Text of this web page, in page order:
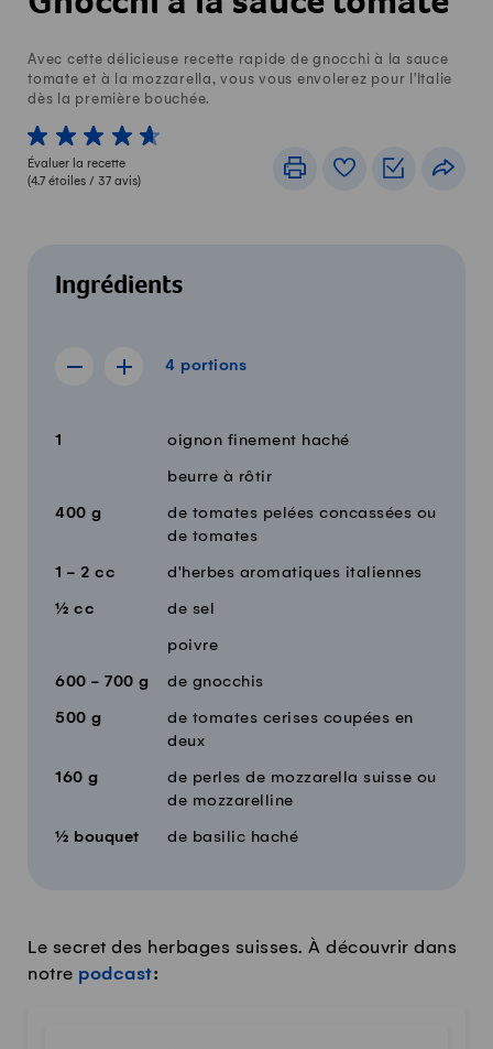
Avec cette délicieuse recette rapide de gnocchi à la sauce
tomate et à la mozzarella, vous vous envolerez pour l'Italie
dès la première bouchée.
1 von 5 étoiles
2 von 5 étoiles
3 von 5 étoiles
4 von 5 étoiles
5 von 5 étoiles
Évaluer la recette
(4.7 étoiles / 37 avis)
ImprimerLivre de recettes
Listes de
Ingrédients
4 portions
Afficher la recette de 3 portions
Afficher la recette de 5 portions
4 portions
Quantité Ingrédients
1 oignon finement haché
beurre à rôtir
400 g
de tomates pelées concassées ou
de tomates
1 - 2 cc d'herbes aromatiques italiennes
½ cc de sel
poivre
600 - 700 g de gnocchis
500 g
de tomates cerises coupées en
deux
160 g
de perles de mozzarella suisse ou
de mozzarelline
½ bouquet de basilic haché
Le secret des herbages suisses. À découvrir dans
notre podcast: